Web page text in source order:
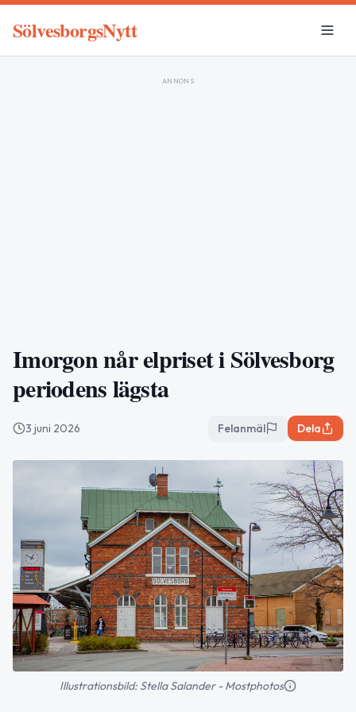
SölvesborgsNytt
ANNONS
Imorgon når elpriset i Sölvesborg
periodens lägsta
3 juni 2026 Felanmäl Dela
Illustrationsbild: Stella Salander - Mostphotos